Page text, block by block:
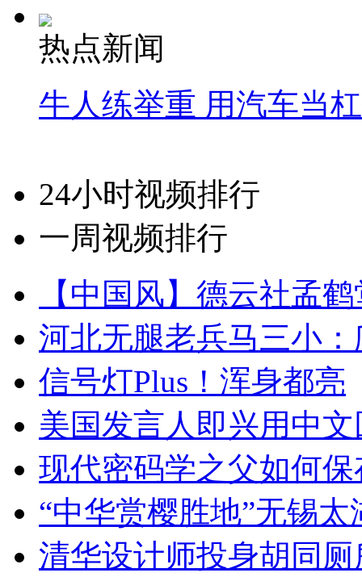
热点新闻
牛人练举重 用汽车当
24小时视频排行
一周视频排行
【中国风】德云社孟
河北无腿老兵马三小
信号灯Plus！浑身都亮
美国发言人即兴用中
现代密码学之父如何
“中华赏樱胜地”无锡
清华设计师投身胡同